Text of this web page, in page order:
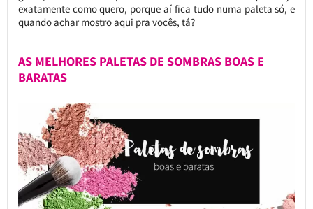
exatamente como quero, porque aí fica tudo numa paleta só, e
quando achar mostro aqui pra vocês, tá?
AS MELHORES PALETAS DE SOMBRAS BOAS E
BARATAS